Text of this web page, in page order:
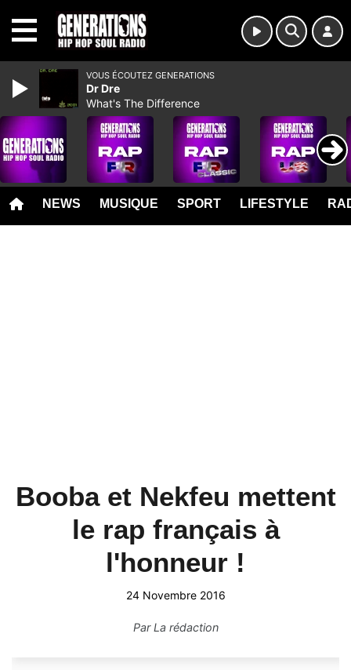
NEWS MUSIQUE SPORT LIFESTYLE
Booba et Nekfeu mettent
le rap français à
l'honneur !
24 Novembre 2016
ParLa rédaction
VOUS ÉCOUTEZ GENERATIONS
Dr Dre
What's The Difference